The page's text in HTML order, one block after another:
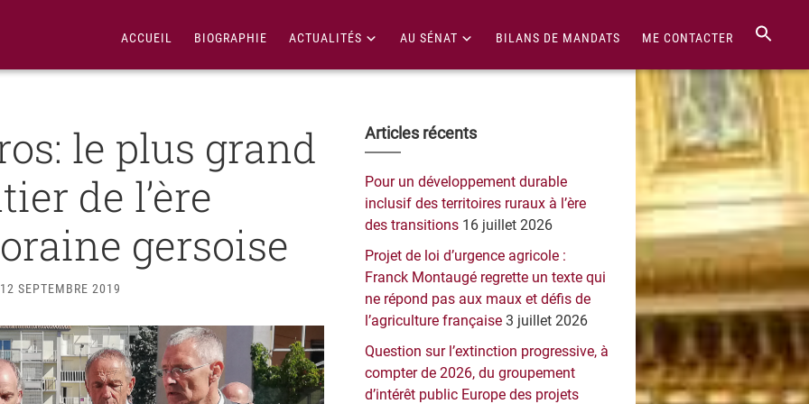
ACCUEIL BIOGRAPHIE ACTUALITÉS AU SÉNAT BILANS DE MANDATS ME CONTACTER
le plus grand
de l’ère
gersoise
12 SEPTEMBRE 2019
Barre
latérale
principale
Articles récents
Pour un développement durable
inclusif des territoires ruraux à l’ère
des transitions 16 juillet 2026
Projet de loi d’urgence agricole :
Franck Montaugé regrette un texte qui
ne répond pas aux maux et défis de
l’agriculture française 3 juillet 2026
Question sur l’extinction progressive, à
compter de 2026, du groupement
d’intérêt public Europe des projets